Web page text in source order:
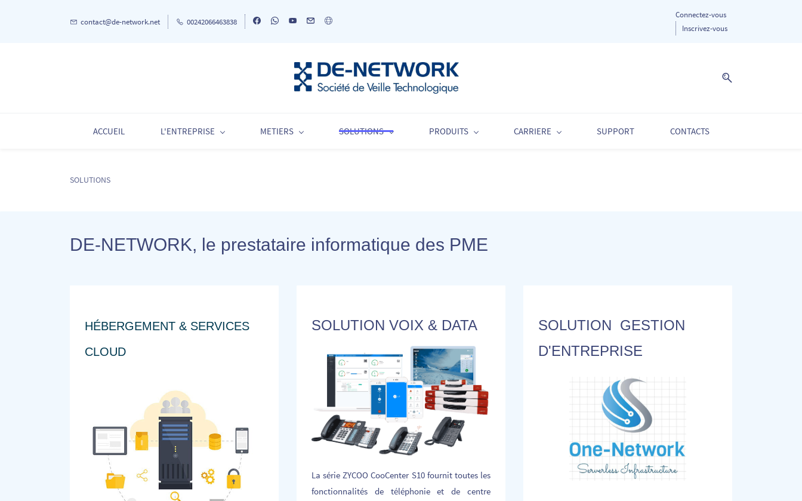
contact@de-network.net 00242066463838
Connectez-vous
Inscrivez-vous
ACCUEIL L'ENTREPRISE METIERS SOLUTIONS PRODUITS CARRIERE SUPPORT CONTACTS
SOLUTIONS
DE-NETWORK, le prestataire informatique des PME
HÉBERGEMENT & SERVICES
CLOUD
SOLUTION VOIX & DATA
La série ZYCOO CooCenter S10 fournit toutes les
fonctionnalités de téléphonie et de centre
SOLUTION GESTION
D'ENTREPRISE